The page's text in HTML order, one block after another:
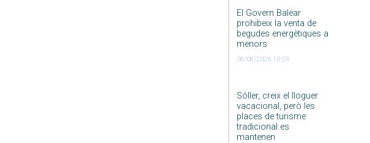
El Govern Balear
prohibeix la venta de
begudes energètiques a
menors
08/08/2026 10:53
Sóller, creix el lloguer
vacacional, però les
places de turisme
tradicional es
mantenen